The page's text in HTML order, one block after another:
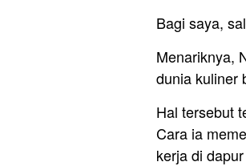
Bagi saya,
Menariknya,
dunia kuliner
Hal tersebut
Cara ia
kerja di